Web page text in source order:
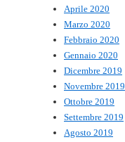
Aprile 2020
Marzo 2020
Febbraio 2020
Gennaio 2020
Dicembre 2019
Novembre 2019
Ottobre 2019
Settembre 2019
Agosto 2019